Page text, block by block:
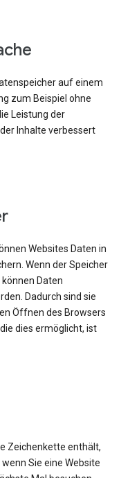
auf einem
zum Beispiel ohne
Leistung der
Inhalte verbessert
Websites Daten in
Wenn der Speicher
Daten
Dadurch sind sie
Öffnen des Browsers
dies ermöglicht, ist
Zeichenkette enthält,
Sie eine Website